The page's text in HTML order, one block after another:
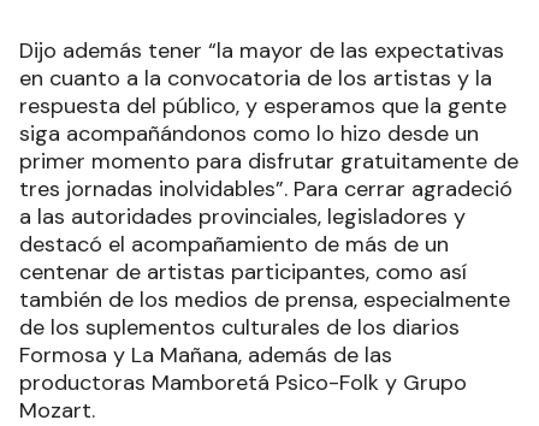
Dijo además tener “la mayor de las expectativas
en cuanto a la convocatoria de los artistas y la
respuesta del público, y esperamos que la gente
siga acompañándonos como lo hizo desde un
primer momento para disfrutar gratuitamente de
tres jornadas inolvidables”. Para cerrar agradeció
a las autoridades provinciales, legisladores y
destacó el acompañamiento de más de un
centenar de artistas participantes, como así
también de los medios de prensa, especialmente
de los suplementos culturales de los diarios
Formosa y La Mañana, además de las
productoras Mamboretá Psico-Folk y Grupo
Mozart.